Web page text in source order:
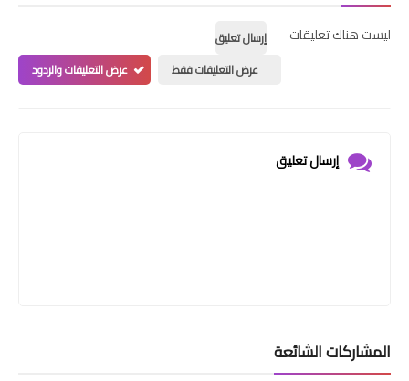
ليست هناك تعليقات
إرسال تعليق
عرض التعليقات فقط
عرض التعليقات والردود
إرسال تعليق
المشاركات الشائعة